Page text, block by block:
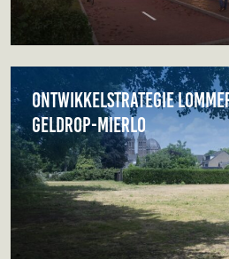
Ontwikkelstrategie
Geldrop-Mierlo